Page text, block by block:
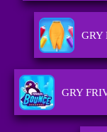
GRY
GRY